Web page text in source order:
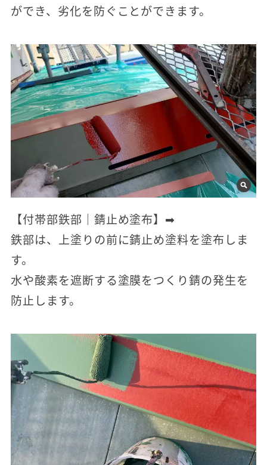
ができ、劣化を防ぐことができます。
【付帯部鉄部｜錆止め塗布】➡
鉄部は、上塗りの前に錆止め塗料を塗布しま
す。
水や酸素を遮断する塗膜をつくり錆の発生を
防止します。